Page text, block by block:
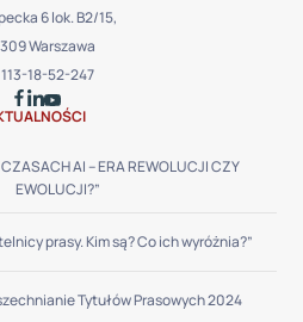
6 lok. B2/15,
Warszawa
113-18-52-247
AI – ERA REWOLUCJI CZY
EWOLUCJI?”
prasy. Kim są? Co ich wyróżnia?”
Tytułów Prasowych 2024